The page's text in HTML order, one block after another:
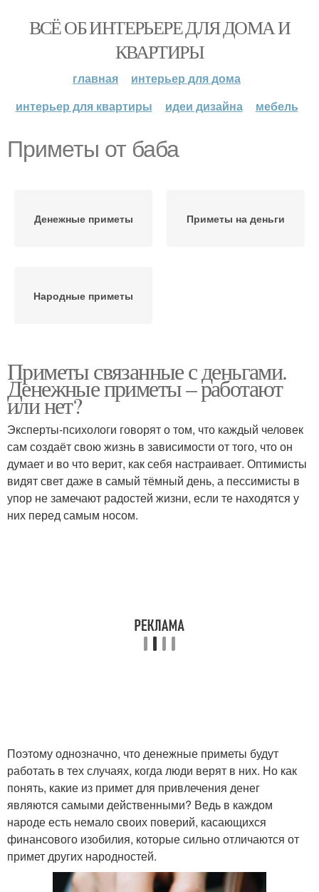
ВСЁ ОБ ИНТЕРЬЕРЕ ДЛЯ ДОМА И
КВАРТИРЫ
главная
интерьер для дома
интерьер для квартиры
идеи дизайна мебель
Приметы от баба
Денежные приметы Приметы на деньги
Народные приметы
Приметы связанные с деньгами.
Денежные приметы – работают
или нет?
Эксперты-психологи говорят о том, что каждый человек
сам создаёт свою жизнь в зависимости от того, что он
думает и во что верит, как себя настраивает. Оптимисты
видят свет даже в самый тёмный день, а пессимисты в
упор не замечают радостей жизни, если те находятся у
них перед самым носом.
Поэтому однозначно, что денежные приметы будут
работать в тех случаях, когда люди верят в них. Но как
понять, какие из примет для привлечения денег
являются самыми действенными? Ведь в каждом
народе есть немало своих поверий, касающихся
финансового изобилия, которые сильно отличаются от
примет других народностей.